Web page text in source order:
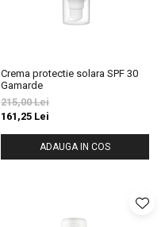
Crema protectie solara SPF 30
Gamarde
215,00 Lei
161,25 Lei
ADAUGA IN COS